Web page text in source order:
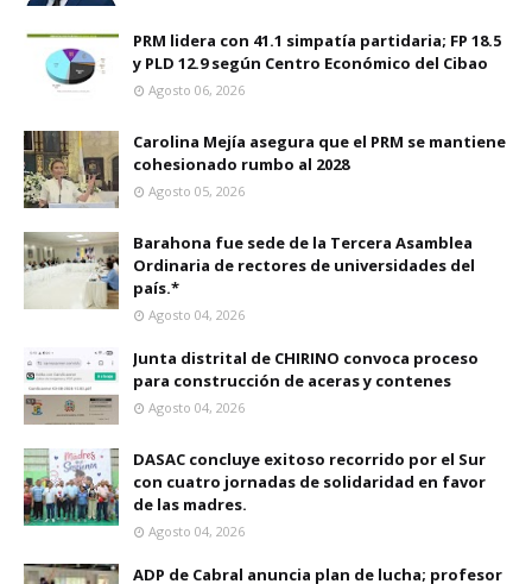
PRM lidera con 41.1 simpatía partidaria; FP 18.5
y PLD 12.9 según Centro Económico del Cibao
Agosto 06, 2026
Carolina Mejía asegura que el PRM se mantiene
cohesionado rumbo al 2028
Agosto 05, 2026
Barahona fue sede de la Tercera Asamblea
Ordinaria de rectores de universidades del
país.*
Agosto 04, 2026
Junta distrital de CHIRINO convoca proceso
para construcción de aceras y contenes
Agosto 04, 2026
DASAC concluye exitoso recorrido por el Sur
con cuatro jornadas de solidaridad en favor
de las madres.
Agosto 04, 2026
ADP de Cabral anuncia plan de lucha; profesor